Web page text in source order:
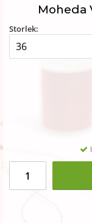
Moheda
Storlek: